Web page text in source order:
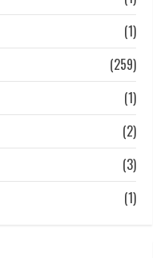
(1)
(259)
(1)
(2)
(3)
(1)